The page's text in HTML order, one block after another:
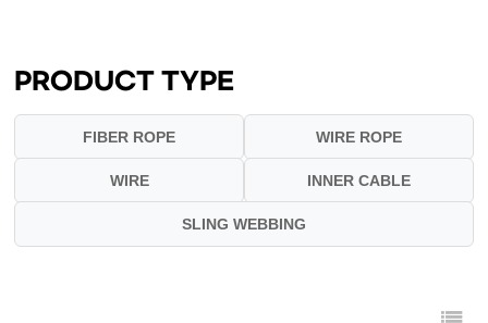
PRODUCT TYPE
FIBER ROPE WIRE ROPE
WIRE INNER CABLE
SLING WEBBING